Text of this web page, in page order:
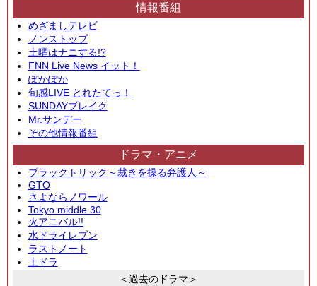
情報番組
めざましテレビ
ノンストップ
土曜はナニする!?
FNN Live News イット！
ぽかぽか
旬感LIVE とれたてっ！
SUNDAYブレイク
Mr.サンデー
その他情報番組
ドラマ・アニメ
ブラックトリック～裁きを操る弁護人～
GTO
さよならノワール
Tokyo middle 30
火アニバル!!
水ドライレブン
ラストノート
土ドラ
＜過去のドラマ＞